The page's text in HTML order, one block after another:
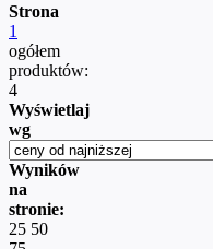
Strona
1
ogółem
produktów:
4
Wyświetlaj
wg
Wyników
na
stronie:
25 50